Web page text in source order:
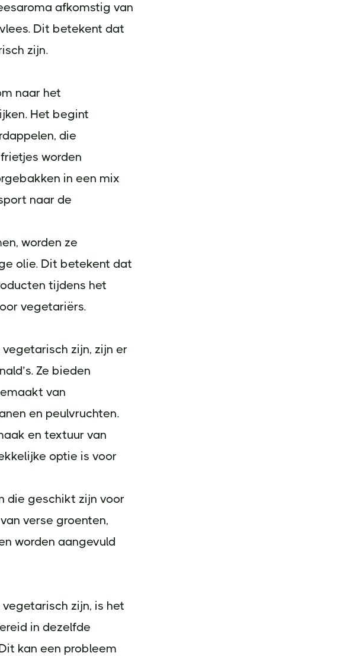
afkomstig van
Dit betekent dat
zijn.
naar het
Het begint
die
worden
in een mix
naar de
worden ze
olie. Dit betekent dat
tijdens het
vegetariërs.
zijn, zijn er
Ze bieden
van
en peulvruchten.
en textuur van
optie is voor
die geschikt zijn voor
verse groenten,
worden aangevuld
zijn, is het
in dezelfde
kan een probleem